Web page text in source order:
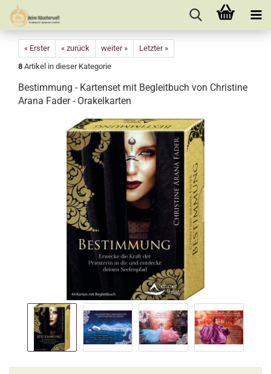
« Erster « zurück weiter »
Letzter »
8 Artikel in dieser Kategorie
Bestimmung - Kartenset mit Begleitbuch von Christine
Arana Fader - Orakelkarten